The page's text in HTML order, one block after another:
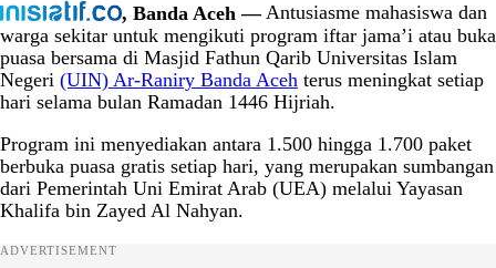
, Banda Aceh —Antusiasme mahasiswa dan
warga sekitar untuk mengikuti program iftar jama’i atau buka
puasa bersama di Masjid Fathun Qarib Universitas Islam
Negeri (UIN) Ar-Raniry Banda Aceh terus meningkat setiap
hari selama bulan Ramadan 1446 Hijriah.
Program ini menyediakan antara 1.500 hingga 1.700 paket
berbuka puasa gratis setiap hari, yang merupakan sumbangan
dari Pemerintah Uni Emirat Arab (UEA) melalui Yayasan
Khalifa bin Zayed Al Nahyan.
ADVERTISEMENT